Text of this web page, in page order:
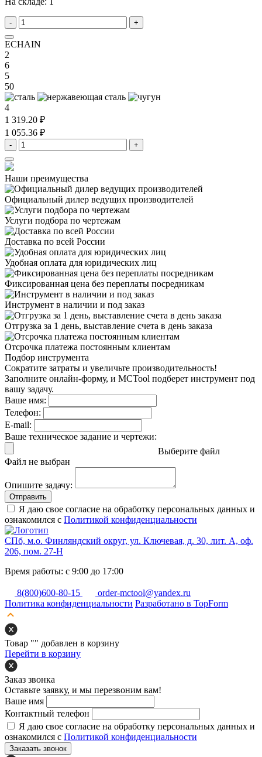
- +
ECHAIN
2
6
5
50
4
1 319.20 ₽
1 055.36 ₽
- +
Наши преимущества
Официальный дилер ведущих производителей
Услуги подбора по чертежам
Доставка по всей России
Удобная оплата для юридических лиц
Фиксированная цена без переплаты посредникам
Инструмент в наличии и под заказ
Отгрузка за 1 день, выставление счета в день заказа
Отсрочка платежа постоянным клиентам
Подбор инструмента
Сократите затраты и увеличьте производительность!
Заполните онлайн-форму, и MCTool подберет инструмент под
вашу задачу.
Ваше имя:
Телефон:
E-mail:
Ваше техническое задание и чертежи:
Выберите файл
Файл не выбран
Опишите задачу:
Отправить
Я даю свое согласие на обработку персональных данных и
ознакомился с Политикой конфиденциальности
СПб, м.о. Финляндский округ, ул. Ключевая, д. 30, лит. А, оф.
206, пом. 27-Н
Время работы: с 9:00 до 17:00
8(800)600-80-15
order-mctool@yandex.ru
Политика конфиденциальности Разработано в TopForm
Товар "" добавлен в корзину
Перейти в корзину
Заказ звонка
Оставьте заявку, и мы перезвоним вам!
Ваше имя
Контактный телефон
Я даю свое согласие на обработку персональных данных и
ознакомился с Политикой конфиденциальности
Заказать звонок